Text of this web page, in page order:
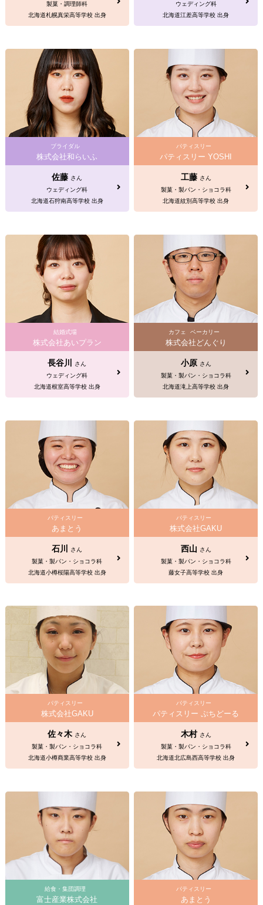
製菓・調理師科
北海道札幌真栄高等学校 出身
ウェディング科
北海道江差高等学校 出身
ブライダル
株式会社和らいふ
佐藤 さん
ウェディング科
北海道石狩南高等学校 出身
パティスリー
パティスリー YOSHI
工藤 さん
製菓・製パン・ショコラ科
北海道紋別高等学校 出身
結婚式場
株式会社あいプラン
長谷川
さん
ウェディング科
北海道根室高等学校 出身
カフェ ベーカリー
株式会社どんぐり
小原 さん
製菓・製パン・ショコラ科
北海道滝上高等学校 出身
パティスリー
あまとう
石川
さん
製菓・製パン・ショコラ科
北海道小樽桜陽高等学校 出身
パティスリー
株式会社GAKU
西山 さん
製菓・製パン・ショコラ科
藤女子高等学校 出身
パティスリー
株式会社GAKU
佐々木 さん
製菓・製パン・ショコラ科
北海道小樽商業高等学校 出身
パティスリー
パティスリー ぷちどーる
木村 さん
製菓・製パン・ショコラ科
北海道北広島西高等学校 出身
給食・集団調理
富士産業株式会社
パティスリー
あまとう